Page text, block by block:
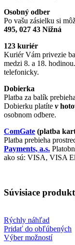
Osobný odber
Po vašu zásielku si
495, 027 43 Nižná
123 kuriér
Kuriér Vám privezie
medzi 8. a 18.
telefonicky.
Dobierka
Platba za balík
Dobierku platíte v
osobnom odbere.
ComGate (platba
Platba prebieha
Payments, a.s.
ako sú: VISA, VISA
Súvisiace
Rýchly náhľad
Pridať do obľúbených
Výber možností